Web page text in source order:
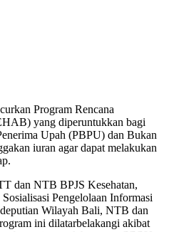
Program Rencana
yang diperuntukkan bagi
Upah (PBPU) dan Bukan
iuran agar dapat melakukan
dan NTB BPJS Kesehatan,
Pengelolaan Informasi
Wilayah Bali, NTB dan
ini dilatarbelakangi akibat